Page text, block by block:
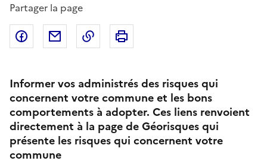
Partager la page
Partager sur Facebook
Partager par emailCopier dans le presse-papier
Informer vos administrés des risques qui
concernent votre commune et les bons
comportements à adopter. Ces liens renvoient
directement à la page de Géorisques qui
présente les risques qui concernent votre
commune